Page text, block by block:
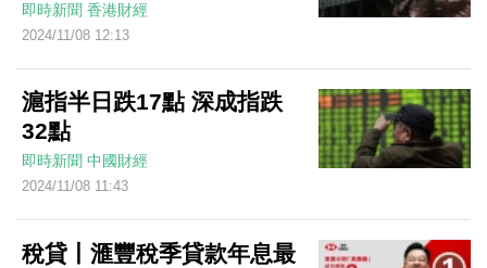
即時新聞 香港財經
2024/11/08 12:13
滬指半日跌17點 深成指跌
32點
即時新聞 中國財經
2024/11/08 11:43
稅貸丨滙豐稅季貸款年息最